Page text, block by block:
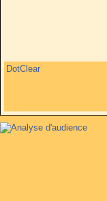
DotClear